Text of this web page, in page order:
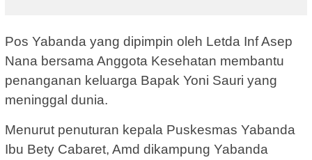
Pos Yabanda yang dipimpin oleh Letda Inf Asep
Nana bersama Anggota Kesehatan membantu
penanganan keluarga Bapak Yoni Sauri yang
meninggal dunia.
Menurut penuturan kepala Puskesmas Yabanda
Ibu Bety Cabaret, Amd dikampung Yabanda